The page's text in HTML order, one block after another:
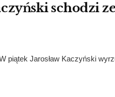
schodzi
piątek Jarosław Kaczyński